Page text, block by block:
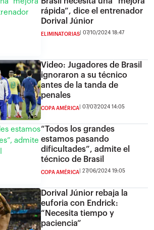
rápida”, dice el entrenador
Dorival Júnior
ELIMINATORIAS 07/10/2024 18:47
Video: Jugadores de Brasil
ignoraron a su técnico
antes de la tanda de
penales
COPA AMÉRICA 07/07/2024 14:05
“Todos los grandes
estamos pasando
dificultades”, admite el
técnico de Brasil
COPA AMÉRICA 27/06/2024 19:05
Dorival Júnior rebaja la
euforia con Endrick:
“Necesita tiempo y
paciencia”